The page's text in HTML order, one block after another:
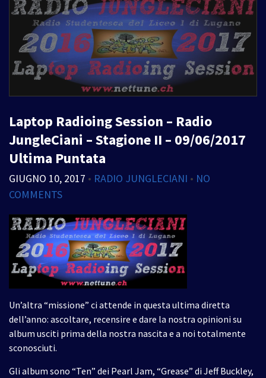
Laptop Radioing Session – Radio
JungleCiani – Stagione II – 09/06/2017
Ultima Puntata
GIUGNO 10, 2017 • RADIO JUNGLECIANI • NO
COMMENTS
Un’altra “missione” ci attende in questa ultima diretta
dell’anno: ascoltare, recensire e dare la nostra opinioni su
album usciti prima della nostra nascita e a noi totalmente
sconosciuti.
Gli album sono “Ten” dei Pearl Jam, “Grease” di Jeff Buckley,